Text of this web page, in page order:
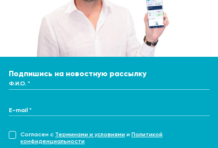
Подпишись на новостную рассылку
Ф.И.О. *
E-mail *
Согласен с Терминами и условиями и Политикой
конфиденциальности